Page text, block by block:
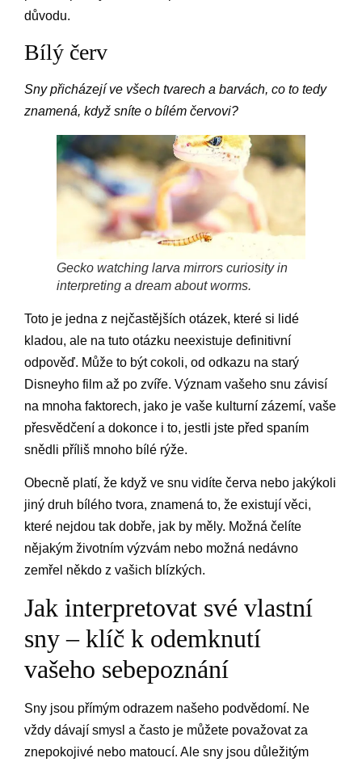
důvodu.
Bílý červ
Sny přicházejí ve všech tvarech a barvách, co to tedy
znamená, když sníte o bílém červovi?
Gecko watching larva mirrors curiosity in
interpreting a dream about worms.
Toto je jedna z nejčastějších otázek, které si lidé
kladou, ale na tuto otázku neexistuje definitivní
odpověď. Může to být cokoli, od odkazu na starý
Disneyho film až po zvíře. Význam vašeho snu závisí
na mnoha faktorech, jako je vaše kulturní zázemí, vaše
přesvědčení a dokonce i to, jestli jste před spaním
snědli příliš mnoho bílé rýže.
Obecně platí, že když ve snu vidíte červa nebo jakýkoli
jiný druh bílého tvora, znamená to, že existují věci,
které nejdou tak dobře, jak by měly. Možná čelíte
nějakým životním výzvám nebo možná nedávno
zemřel někdo z vašich blízkých.
Jak interpretovat své vlastní
sny – klíč k odemknutí
vašeho sebepoznání
Sny jsou přímým odrazem našeho podvědomí. Ne
vždy dávají smysl a často je můžete považovat za
znepokojivé nebo matoucí. Ale sny jsou důležitým